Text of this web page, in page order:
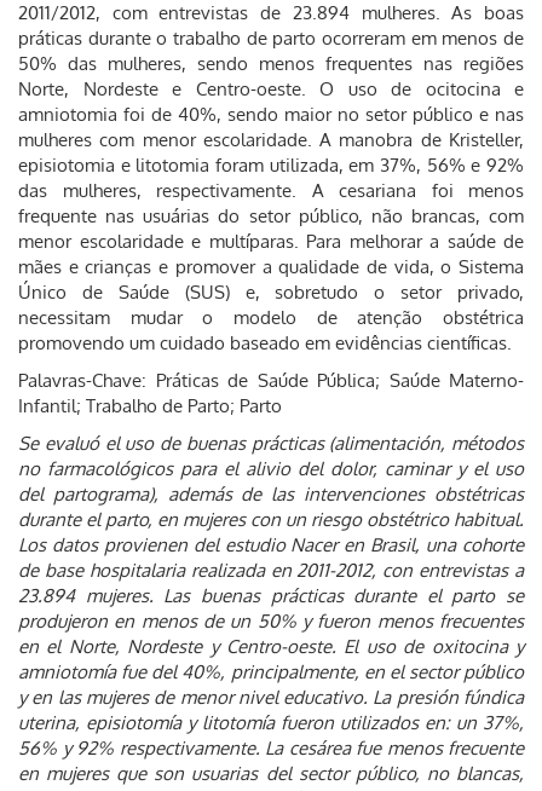
2011/2012, com entrevistas de 23.894 mulheres. As boas
práticas durante o trabalho de parto ocorreram em menos de
50% das mulheres, sendo menos frequentes nas regiões
Norte, Nordeste e Centro-oeste. O uso de ocitocina e
amniotomia foi de 40%, sendo maior no setor público e nas
mulheres com menor escolaridade. A manobra de Kristeller,
episiotomia e litotomia foram utilizada, em 37%, 56% e 92%
das mulheres, respectivamente. A cesariana foi menos
frequente nas usuárias do setor público, não brancas, com
menor escolaridade e multíparas. Para melhorar a saúde de
mães e crianças e promover a qualidade de vida, o Sistema
Único de Saúde (SUS) e, sobretudo o setor privado,
necessitam mudar o modelo de atenção obstétrica
promovendo um cuidado baseado em evidências científicas.
Palavras-Chave: Práticas de Saúde Pública; Saúde Materno-
Infantil; Trabalho de Parto; Parto
Se evaluó el uso de buenas prácticas (alimentación, métodos
no farmacológicos para el alivio del dolor, caminar y el uso
del partograma), además de las intervenciones obstétricas
durante el parto, en mujeres con un riesgo obstétrico habitual.
Los datos provienen del estudio Nacer en Brasil, una cohorte
de base hospitalaria realizada en 2011-2012, con entrevistas a
23.894 mujeres. Las buenas prácticas durante el parto se
produjeron en menos de un 50% y fueron menos frecuentes
en el Norte, Nordeste y Centro-oeste. El uso de oxitocina y
amniotomía fue del 40%, principalmente, en el sector público
y en las mujeres de menor nivel educativo. La presión fúndica
uterina, episiotomía y litotomía fueron utilizados en: un 37%,
56% y 92% respectivamente. La cesárea fue menos frecuente
en mujeres que son usuarias del sector público, no blancas,